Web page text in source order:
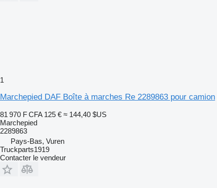
1
Marchepied DAF Boîte à marches Re 2289863 pour camion
81 970 F CFA 125 € ≈ 144,40 $US
Marchepied
2289863
Pays-Bas, Vuren
Truckparts1919
Contacter le vendeur